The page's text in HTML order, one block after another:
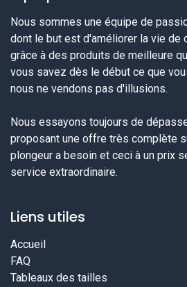
Nous sommes une équipe de
dont le but est d'améliorer la vie de
grâce à des produits de meilleure
vous savez dès le début ce que
nous ne vendons pas d'illusions.
Nous essayons toujours de
proposant une offre très complète
plongeur a besoin et ceci à un prix
service extraordinaire.
Liens utiles
Accueil
FAQ
Tableaux des tailles